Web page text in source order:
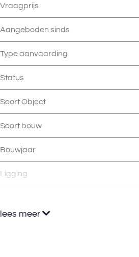
Vraagprijs
Aangeboden sinds
Type aanvaarding
Status
Soort Object
Soort bouw
Bouwjaar
Ligging
lees meer